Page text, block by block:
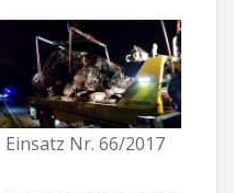
Einsatz Nr. 66/2017